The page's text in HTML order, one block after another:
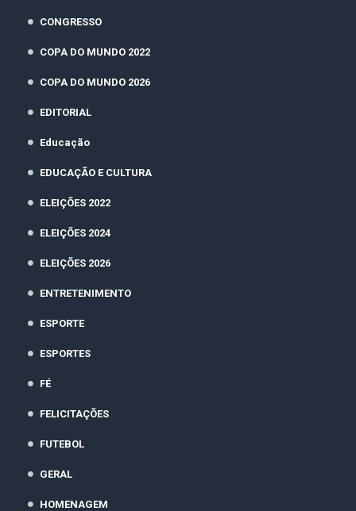
CONGRESSO
COPA DO MUNDO 2022
COPA DO MUNDO 2026
EDITORIAL
Educação
EDUCAÇÃO E CULTURA
ELEIÇÕES 2022
ELEIÇÕES 2024
ELEIÇÕES 2026
ENTRETENIMENTO
ESPORTE
ESPORTES
FÉ
FELICITAÇÕES
FUTEBOL
GERAL
HOMENAGEM